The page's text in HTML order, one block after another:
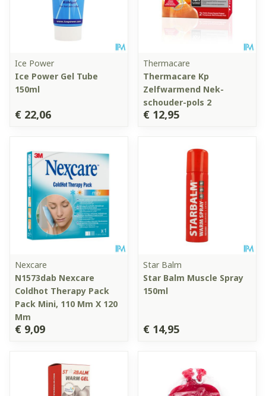
Ice Power
Ice Power Gel Tube
150ml
€ 22,06
Thermacare
Thermacare Kp
Zelfwarmend Nek-
schouder-pols 2
€ 12,95
Nexcare
N1573dab Nexcare
Coldhot Therapy Pack
Pack Mini, 110 Mm X 120
Mm
€ 9,09
Star Balm
Star Balm Muscle Spray
150ml
€ 14,95